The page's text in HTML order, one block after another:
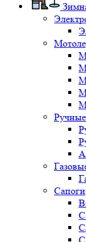
Сапоги